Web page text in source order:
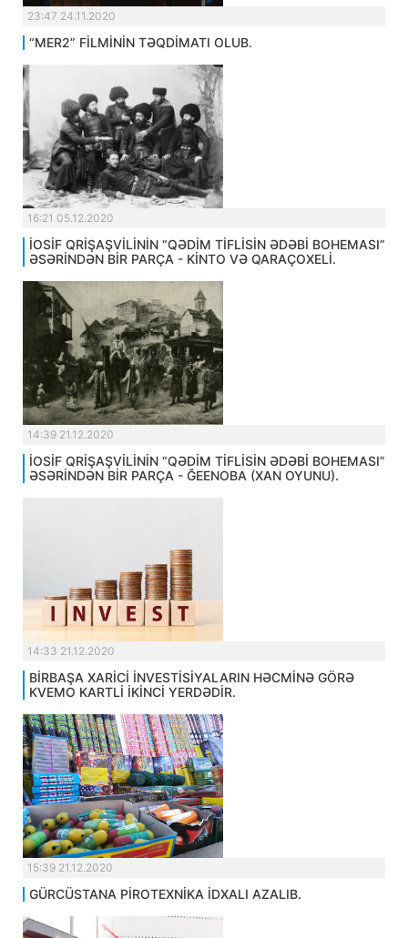
23:47 24.11.2020
“MER2” FİLMİNİN TƏQDİMATI OLUB.
16:21 05.12.2020
İOSİF QRİŞAŞVİLİNİN “QƏDİM TİFLİSİN ƏDƏBİ BOHEMASI”
ƏSƏRİNDƏN BİR PARÇA - KİNTO VƏ QARAÇOXELİ.
14:39 21.12.2020
İOSİF QRİŞAŞVİLİNİN “QƏDİM TİFLİSİN ƏDƏBİ BOHEMASI”
ƏSƏRİNDƏN BİR PARÇA - ĞEENOBA (XAN OYUNU).
14:33 21.12.2020
BİRBAŞA XARİCİ İNVESTİSİYALARIN HƏCMİNƏ GÖRƏ
KVEMO KARTLİ İKİNCİ YERDƏDİR.
15:39 21.12.2020
GÜRCÜSTANA PİROTEXNİKA İDXALI AZALIB.